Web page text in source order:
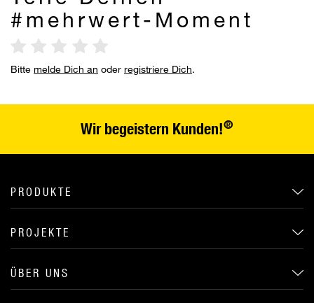
#mehrwert-Moment
Bitte melde Dich an oder registriere Dich.
Wir begeistern Kunden!®
PRODUKTE
PROJEKTE
ÜBER UNS